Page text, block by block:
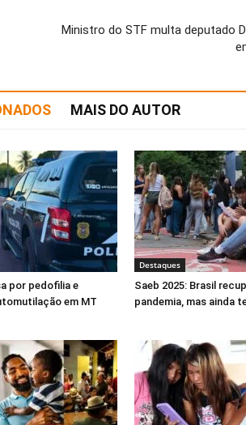
Ministro do STF multa deputado
MAIS DO AUTOR
por pedofilia e
em MT
Destaques
Saeb 2025: Brasil
pandemia, mas ainda